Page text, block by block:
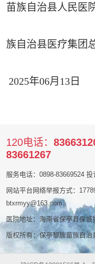
苗族自治县人民医
（保
族自治县医疗集团
2025年06月13日
120电话：
83661267
服务电话：0898-83669524
网站平台网络举报方式：
btxrmyy@163.com
医院地址：海南省保亭县保城
版权所有：保亭黎族苗族自治